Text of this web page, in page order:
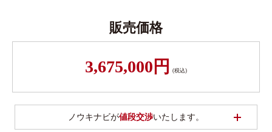
販売価格
3,675,000円 (税込)
ノウキナビが値段交渉いたします。